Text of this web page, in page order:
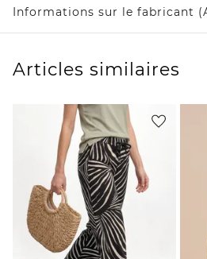
Informations sur le fabricant
Articles similaires